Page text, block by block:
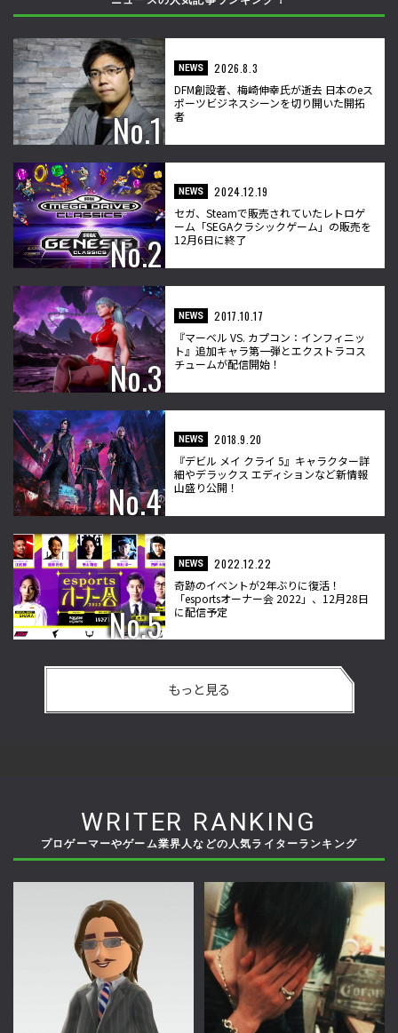
NEWS
2026.8.3
DFM創設者、梅崎伸幸氏が逝去 日本のeス
ポーツビジネスシーンを切り開いた開拓
者
NEWS
2024.12.19
セガ、Steamで販売されていたレトロゲ
ーム「SEGAクラシックゲーム」の販売を
12月6日に終了
NEWS
2017.10.17
『マーベル VS. カプコン：インフィニッ
ト』追加キャラ第一弾とエクストラコス
チュームが配信開始！
NEWS
2018.9.20
『デビル メイ クライ 5』キャラクター詳
細やデラックス エディションなど新情報
山盛り公開！
NEWS
2022.12.22
奇跡のイベントが2年ぶりに復活！
「esportsオーナー会 2022」、12月28日
に配信予定
もっと見る
WRITER RANKING
プロゲーマーやゲーム業界人などの人気ライターランキング